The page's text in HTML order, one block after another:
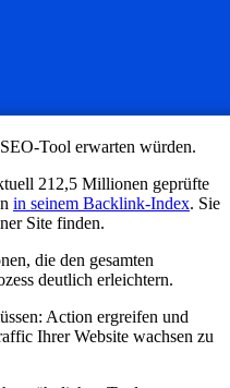
Tool erwarten würden.
212,5 Millionen geprüfte
in seinem Backlink-Index. Sie
Site finden.
die den gesamten
deutlich erleichtern.
Action ergreifen und
Ihrer Website wachsen zu